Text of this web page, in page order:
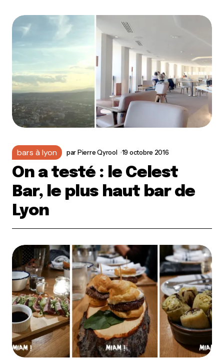
bars à lyon parPierre Qyrool 19 octobre 2016
On a testé : le Celest
Bar, le plus haut bar de
Lyon